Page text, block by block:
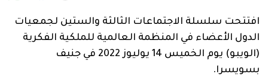
افتتحت سلسلة الاجتماعات الثالثة والستين لجمعيات
الدول الأعضاء في المنظمة العالمية للملكية الفكرية
(الويبو) يوم الخميس 14 يوليوز 2022 في جنيف
بسويسرا.